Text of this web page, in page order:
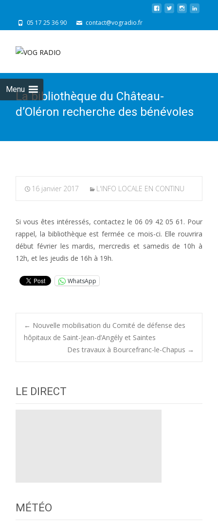
05 17 25 36 90 contact@vogradio.fr
Menu
La bibliothèque du Château-
d’Oléron recherche des bénévoles
16 janvier 2017 L'INFO LOCALE EN CONTINU
Si vous êtes intéressés, contactez le 06 09 42 05 61. Pour
rappel, la bibliothèque est fermée ce mois-ci. Elle rouvrira
début février les mardis, mercredis et samedis de 10h à
12h, et les jeudis de 16h à 19h.
WhatsApp
Post
navigation
← Nouvelle mobilisation du Comité de défense des
hôpitaux de Saint-Jean-d’Angély et Saintes
Des travaux à Bourcefranc-le-Chapus →
LE DIRECT
MÉTÉO